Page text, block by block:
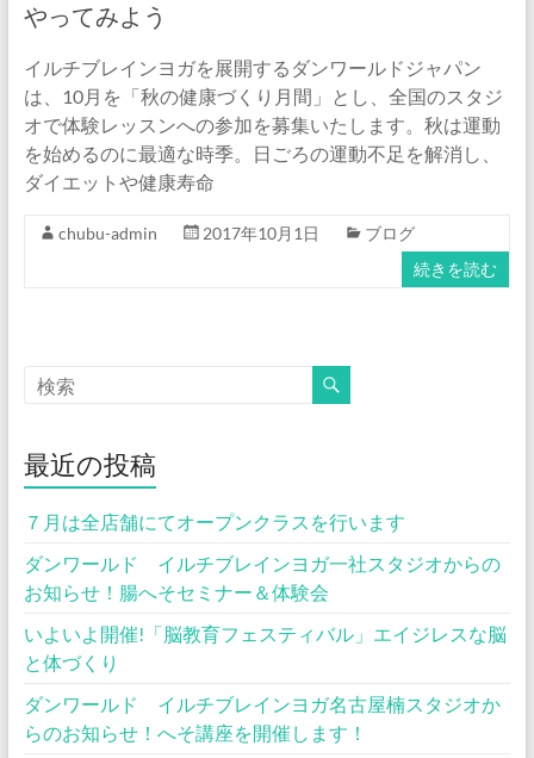
やってみよう
イルチブレインヨガを展開するダンワールドジャパン
は、10月を「秋の健康づくり月間」とし、全国のスタジ
オで体験レッスンへの参加を募集いたします。秋は運動
を始めるのに最適な時季。日ごろの運動不足を解消し、
ダイエットや健康寿命
chubu-admin 2017年10月1日
ブログ
続きを読む
最近の投稿
７月は全店舗にてオープンクラスを行います
ダンワールド イルチブレインヨガ一社スタジオからの
お知らせ！腸へそセミナー＆体験会
いよいよ開催!「脳教育フェスティバル」エイジレスな脳
と体づくり
ダンワールド イルチブレインヨガ名古屋楠スタジオか
らのお知らせ！へそ講座を開催します！